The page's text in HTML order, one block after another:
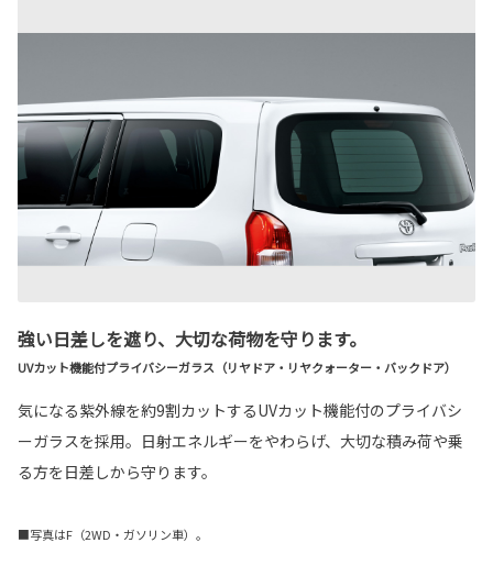
強い日差しを遮り、大切な荷物を守ります。
UVカット機能付プライバシーガラス（リヤドア・リヤクォーター・バックドア）
気になる紫外線を約9割カットするUVカット機能付のプライバシ
ーガラスを採用。日射エネルギーをやわらげ、大切な積み荷や乗
る方を日差しから守ります。
■写真はF（2WD・ガソリン車）。